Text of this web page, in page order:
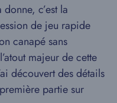
c’est la
de jeu rapide
canapé sans
majeur de cette
découvert des détails
partie sur